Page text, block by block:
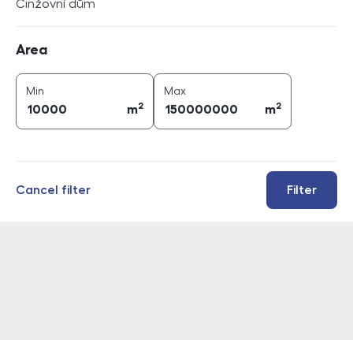
Činžovní dům
Area
Min
m2
Maxarea (
m2
Filter
Cancel filter